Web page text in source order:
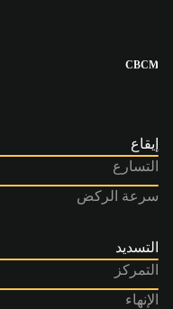
CM
CB
إيقاع
التسارع
سرعة الركض
التسديد
التمركز
الإنهاء